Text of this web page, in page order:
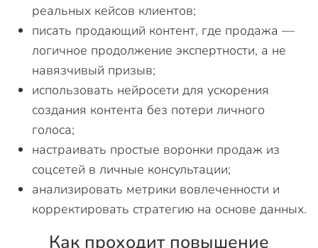
реальных кейсов клиентов;
писать продающий контент, где продажа —
логичное продолжение экспертности, а не
навязчивый призыв;
использовать нейросети для ускорения
создания контента без потери личного
голоса;
настраивать простые воронки продаж из
соцсетей в личные консультации;
анализировать метрики вовлеченности и
корректировать стратегию на основе данных.
Как проходит повышение